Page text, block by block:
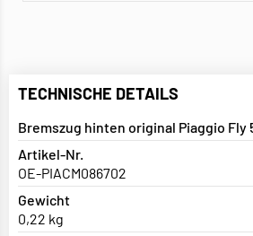
TECHNISCHE DETAILS
Bremszug hinten original Piaggio Fly
Artikel-Nr.
OE-PIACM086702
Gewicht
0,22 kg